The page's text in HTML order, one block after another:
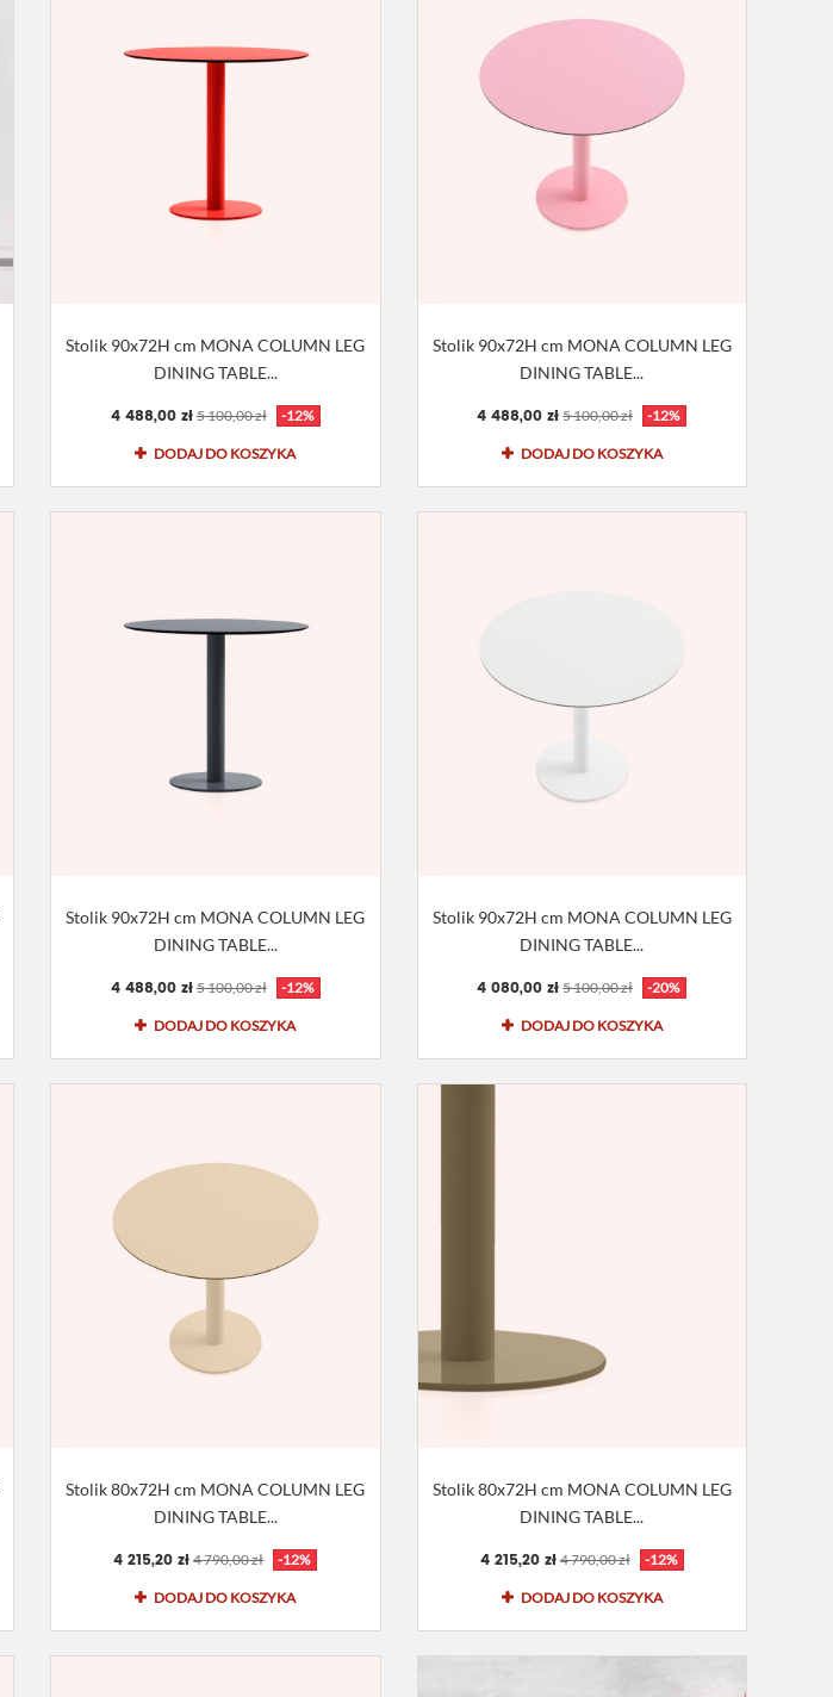
Stolik 90x72H cm MONA COLUMN LEG
DINING TABLE...
4 488,00 zł 5 100,00 zł -12%
DODAJ DO KOSZYKA
Stolik 90x72H cm MONA COLUMN LEG
DINING TABLE...
4 488,00 zł 5 100,00 zł -12%
DODAJ DO KOSZYKA
Stolik 90x72H cm MONA COLUMN LEG
DINING TABLE...
4 488,00 zł 5 100,00 zł -12%
DODAJ DO KOSZYKA
Stolik 90x72H cm MONA COLUMN LEG
DINING TABLE...
4 080,00 zł 5 100,00 zł -20%
DODAJ DO KOSZYKA
Stolik 80x72H cm MONA COLUMN LEG
DINING TABLE...
4 215,20 zł 4 790,00 zł -12%
DODAJ DO KOSZYKA
Stolik 80x72H cm MONA COLUMN LEG
DINING TABLE...
4 215,20 zł 4 790,00 zł -12%
DODAJ DO KOSZYKA